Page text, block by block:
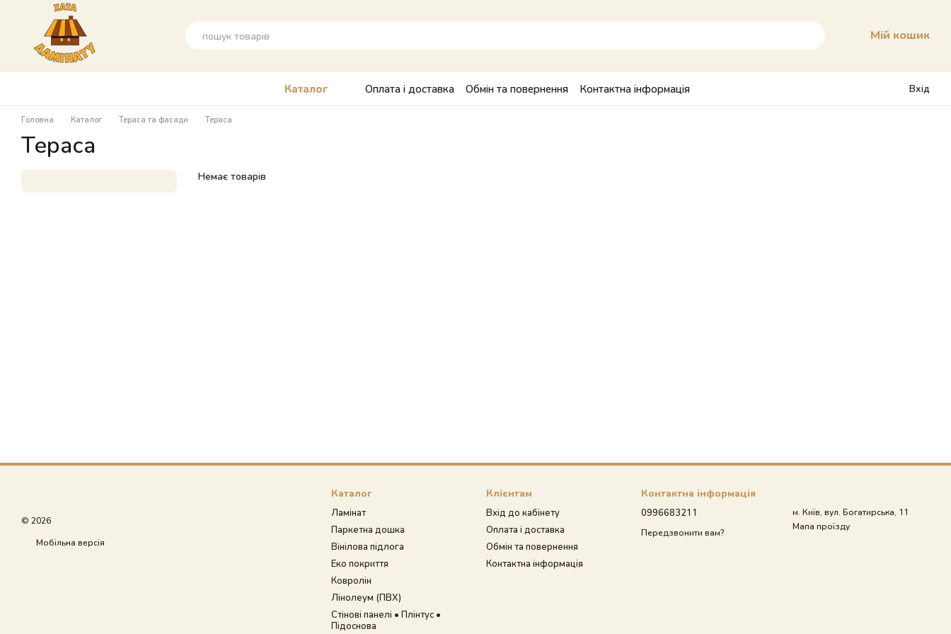
Перейти до основного контенту
Мій кошик
Каталог Оплата і доставка Обмін та повернення Контактна інформація Вхід
Головна Каталог Тераса та фасади Тераса
Тераса
Немає товарів
© 2026
Мобільна версія
Каталог
Ламінат
Паркетна дошка
Вінілова підлога
Еко покриття
Ковролін
Лінолеум (ПВХ)
Стінові панелі • Плінтус •
Підоснова
Клієнтам
Вхід до кабінету
Оплата і доставка
Обмін та повернення
Контактна інформація
Контактна інформація
0996683211
Передзвонити вам?
м. Київ, вул. Богатирська, 11
Мапа проїзду